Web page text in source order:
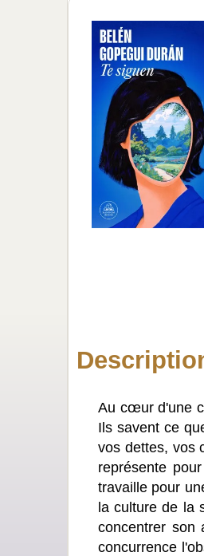
Au cœur d'une
Ils savent ce
vos dettes, vos
représente
travaille pour
la culture de la
concentrer son
concurrence